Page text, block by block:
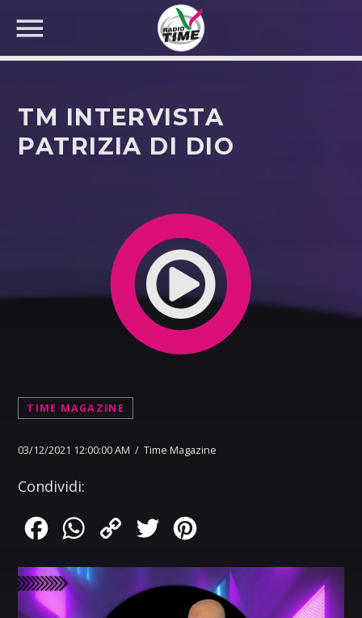
TM INTERVISTA
PATRIZIA DI DIO
TIME MAGAZINE
03/12/2021 12:00:00 AM / Time Magazine
Condividi:
FacebookWhatsApp
Copy
Twitter